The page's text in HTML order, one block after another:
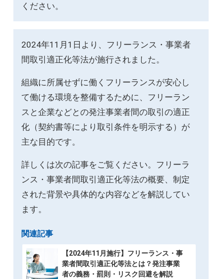
ください。
2024年11月1日より、フリーランス・事業者
間取引適正化等法が施行されました。
組織に所属せずに働くフリーランスが安心し
て働ける環境を整備するために、フリーラン
スと企業などとの発注事業者間の取引の適正
化（契約書等により取引条件を明示する）が
主な目的です。
詳しくは次の記事をご覧ください。フリーラ
ンス・事業者間取引適正化等法の概要、制定
された背景や具体的な内容などを解説してい
ます。
関連記事
【2024年11月施行】フリーランス・事
業者間取引適正化等法とは？発注事業
者の義務・罰則・リスク回避を解説